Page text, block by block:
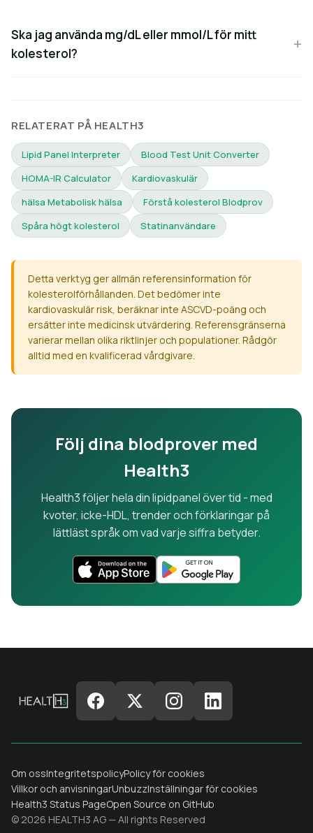
Ska jag använda mg/dL eller mmol/L för mitt
kolesterol?
RELATERAT PÅ HEALTH3
Lipid Panel Interpreter
Blood Test Unit Converter
HOMA-IR Calculator
Kardiovaskulär
hälsa Metabolisk hälsa
Förstå kolesterol Blodprov
Spåra högt kolesterol
Statinanvändare
Detta verktyg ger allmän referensinformation för
kolesterolförhållanden. Det bedömer inte
kardiovaskulär risk, beräknar inte ASCVD-poäng och
ersätter inte medicinsk utvärdering. Referensgränserna
varierar mellan olika riktlinjer och populationer. Rådgör
alltid med en kvalificerad vårdgivare.
Följ dina blodprover med
Health3
Health3 följer hela din lipidpanel över tid - med
kvoter, icke-HDL, trender och förklaringar på
lättläst språk om vad varje siffra betyder.
Om ossIntegritetspolicyPolicy för cookies
Villkor och anvisningarUnbuzzInställningar för cookies
Health3 Status PageOpen Source on GitHub
© 2026 HEALTH3 AG — All rights Reserved